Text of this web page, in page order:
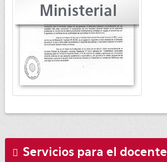
Servicios para el docente